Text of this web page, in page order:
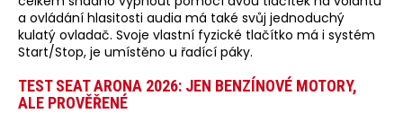
a ovládání hlasitosti audia má také svůj jednoduchý
kulatý ovladač. Svoje vlastní fyzické tlačítko má i systém
Start/Stop, je umístěno u řadící páky.
TEST SEAT ARONA 2026: JEN BENZÍNOVÉ MOTORY,
ALE PROVĚŘENÉ